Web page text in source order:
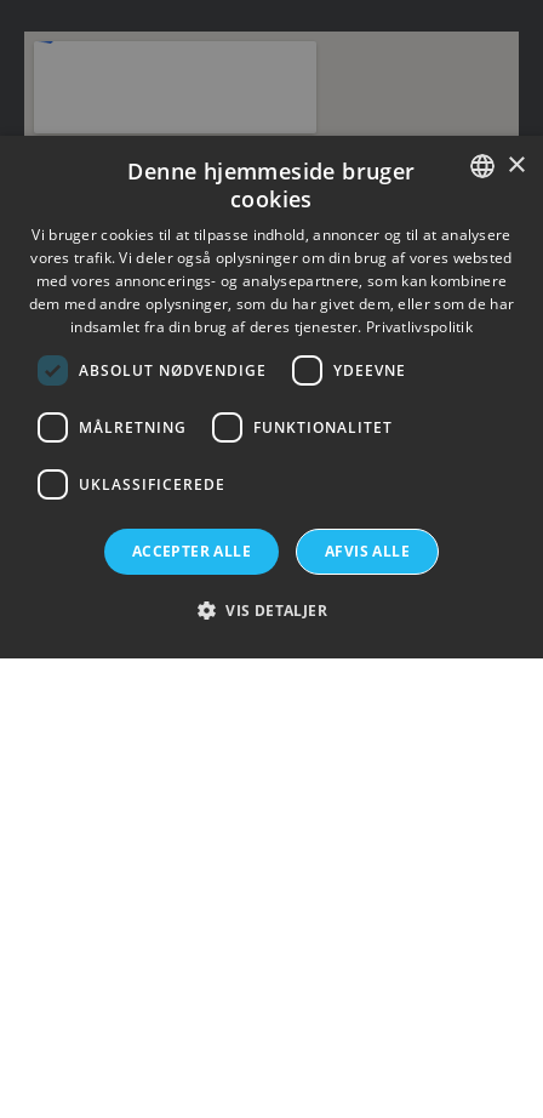
Visit GlobalWafers
DANISH
ENGLISH
×
Denne hjemmeside bruger
cookies
Vi bruger cookies til at tilpasse indhold, annoncer og til at analysere
vores trafik. Vi deler også oplysninger om din brug af vores websted
med vores annoncerings- og analysepartnere, som kan kombinere
dem med andre oplysninger, som du har givet dem, eller som de har
indsamlet fra din brug af deres tjenester. Privatlivspolitik
ABSOLUT NØDVENDIGE YDEEVNE
MÅLRETNING FUNKTIONALITET
UKLASSIFICEREDE
ACCEPTER ALLE AFVIS ALLE
VIS DETALJER